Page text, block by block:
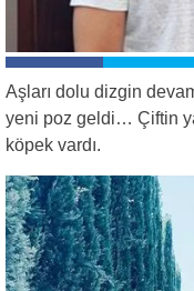
Aşları dolu dizgin
yeni poz geldi… Çiftin
köpek vardı.